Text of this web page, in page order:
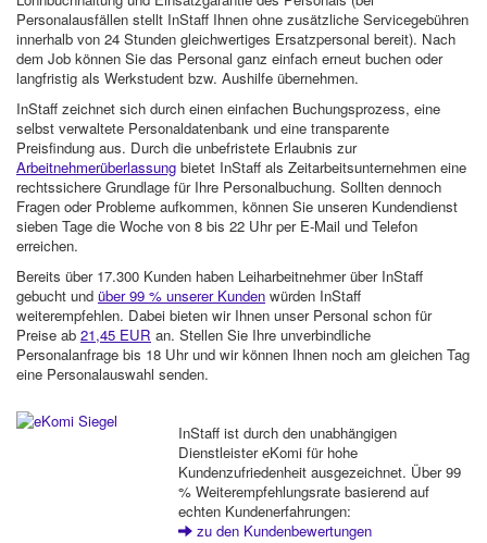
Personalausfällen stellt InStaff Ihnen ohne zusätzliche Servicegebühren
innerhalb von 24 Stunden gleichwertiges Ersatzpersonal bereit). Nach
dem Job können Sie das Personal ganz einfach erneut buchen oder
langfristig als Werkstudent bzw. Aushilfe übernehmen.
InStaff zeichnet sich durch einen einfachen Buchungsprozess, eine
selbst verwaltete Personaldatenbank und eine transparente
Preisfindung aus. Durch die unbefristete Erlaubnis zur
Arbeitnehmerüberlassung bietet InStaff als Zeitarbeitsunternehmen eine
rechtssichere Grundlage für Ihre Personalbuchung. Sollten dennoch
Fragen oder Probleme aufkommen, können Sie unseren Kundendienst
sieben Tage die Woche von 8 bis 22 Uhr per E-Mail und Telefon
erreichen.
Bereits über 17.300 Kunden haben Leiharbeitnehmer über InStaff
gebucht und über 99 % unserer Kunden würden InStaff
weiterempfehlen. Dabei bieten wir Ihnen unser Personal schon für
Preise ab 21,45 EUR an. Stellen Sie Ihre unverbindliche
Personalanfrage bis 18 Uhr und wir können Ihnen noch am gleichen Tag
eine Personalauswahl senden.
InStaff ist durch den unabhängigen
Dienstleister eKomi für hohe
Kundenzufriedenheit ausgezeichnet. Über 99
% Weiterempfehlungsrate basierend auf
echten Kundenerfahrungen:
zu den Kundenbewertungen